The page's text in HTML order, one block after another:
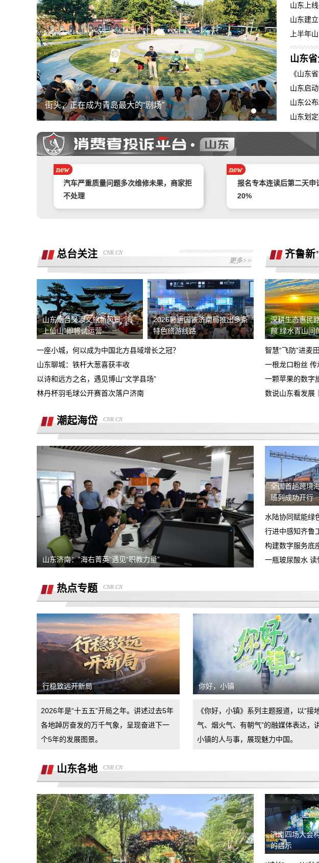
街头，正在成为青岛最大的“剧场” 产业规
山东上
山东建
上半年
山东
《山东
山东启
山东公
山东划
携程旅游APP非因消费者原因主票已退，
附属票不退费。
预售年卡自动被激活，开
近3个月周末不能预约，
举报镇江豪利汽车销售服务有限公司拒不
退款
中山市正德二手车交易有
汽车严重质量问题多次维修未果，商家拒
不处理
报名专本连读后第二天申
20%
奇富借条（原360借条）暴力催收
遭遇汽车4S店不给予退
广西联通宽带被无故限速，想恢复必须签
《业务风险防控承诺书》
现就退款协议没有达成一
助
话费充值未到账，平台判商家退款，但商
家不退款也联系不上。
我们在湖南华洋阳光汽车
了汽车诚意金，但现无法
游戏虚假宣传诱导消费，已经严重影响本
人生活
小赢卡贷两笔借款综合年
限，要求按LPR4倍核算
利息及
4s店擅自操作导致汽车主机损坏导致需
诱导下订展车后申请退单
全款购买吉利银河A7被售抵押车，车辆
被中信银行拖走，钱车两空，吉利总部推
诿不作为
现要求该平台退回超法
金额4594.92元！
石家庄鹿泉区烂尾楼
去年五月在成都天府广
米15手机，现后盖裂缝
退定金10000元
金不能退回等 事后交易未达成拒绝退还
定金
承诺兜底购置税，后续不兜底
日本富士相机XE5挂耳脱落 存在设计
陷
熊猫净水器爆炸燃烧
高德平台乱扣钱，乱封号
退还诚意金
关于飞行帮（北京）航空
费纠纷的投诉
滴滴平台司机超时未出发，地域黑乘客
广汽丰田车没有提到，诉
合理合法费用
要求解除合同，退款，我还没有开始学习
退还2199元订金
能借款，没用使用过其它会员权益，要求
退款退
重庆智鑫沅汽车销售有限公司强买强卖，
服务态度恶劣且拒绝退还定金
重庆智鑫沅汽车销售有限
款，强制加五千元全款购
买车锁单前不预审，贷款批不过，强制我
走租赁贷款
诱导消费不退定金
退还定金2000元
买车和销售说的价格是包
有写包保险保险强制在他
发票金额
骗子上门推销熊猫净水器，专挑农村老人
下手
不退定金
同，联合二手车商坑骗消费者。退诚意金
金。
小米17pro镜头起雾，官方拆机后没解决
好问题，并且不换新，我申请换新加
上门看车无现车诱导消费
费者对销售合同不认可拒
杭州金昌宝湖不加价不给提车，拒绝交付
汽车还不给退定金
不退还定金，要求双倍退
市场价格调节问题
鑫茂瑞体验中心捆绑销售
买车时承诺可以三个月后提前还款并落实
到了合同现在条件满足但被拒，我要求按
合同执行
于9月24号到曲靖广汽丰
车，销售员引导消费贷款
2000
半年了不给退定金，要求退回定金
新车剐蹭后送维修中心保
车辆至天窗挡风玻璃碎裂
总台关注 CNR.CN
更多>>
山东烟台又添文旅新风景 “海
上仙山”即将试运营
2026暑运国铁济南局推出多条
特色旅游线路
一座小城，何以成为中国北方县域增长之冠？
山东聊城：铁杆大葱喜获丰收
以诗和远方之名，遇见博山“文学县场”
林丹杯羽毛球公开赛首次落户济南
齐鲁
深耕生态惠民
颜 绿水青山间
智慧“飞防”进麦
一根龙口粉丝
一颗苹果的数字
数说山东看发展
潮起海岱 CNR.CN
山东济南：“海右菁英”遇见“职教力量”
全国首趟跨境
班列成功开行
水陆协同赋能绿
行进中感知齐鲁
构建数字服务底
一瓶玻尿酸水
热点专题 CNR.CN
行稳致远开新局
2026年是“十五五”开局之年。讲述过去5年
各地踔厉奋发的万千气象，呈现奋进下一
个5年的发展图景。
你好，小镇
《你好，小镇》系列主题报道，以“接
气、烟火气、有朝气”的融媒体表达，
小镇的人与事，展现魅力中国。
山东各地 CNR.CN
济南四场大会
的启示